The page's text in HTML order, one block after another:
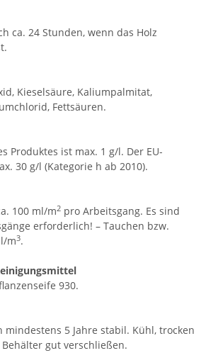
ca. 24 Stunden, wenn das Holz
Kieselsäure, Kaliumpalmitat,
Fettsäuren.
Produktes ist max. 1 g/l. Der EU-
30 g/l (Kategorie h ab 2010).
100 ml/m2 pro Arbeitsgang. Es sind
erforderlich! – Tauchen bzw.
m3.
930.
mindestens 5 Jahre stabil. Kühl, trocken
gut verschließen.